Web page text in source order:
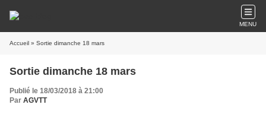
MENU
Accueil » Sortie dimanche 18 mars
Sortie dimanche 18 mars
Publié le 18/03/2018 à 21:00
Par AGVTT